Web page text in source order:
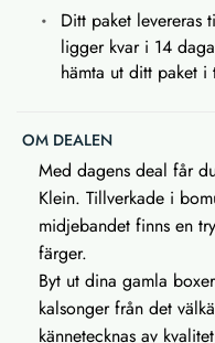
Ditt paket levereras
ligger kvar i 14
hämta ut ditt paket
OM DEALEN
Med dagens deal får
Klein. Tillverkade i
midjebandet finns en
färger.
Byt ut dina gamla
kalsonger från det
kännetecknas av